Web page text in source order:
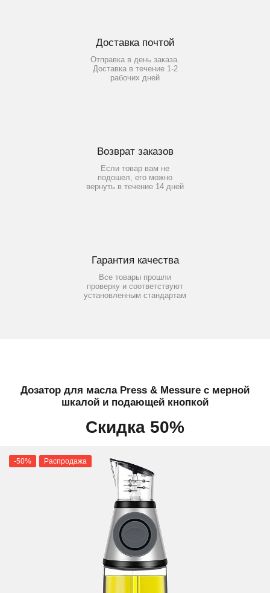
Доставка почтой
Отправка в день заказа.
Доставка в течение 1-2
рабочих дней
Возврат заказов
Если товар вам не
подошел, его можно
вернуть в течение 14 дней
Гарантия качества
Все товары прошли
проверку и соответствуют
установленным стандартам
Дозатор для масла Press & Messure с мерной
шкалой и подающей кнопкой
Скидка 50%
-50% Распродажа